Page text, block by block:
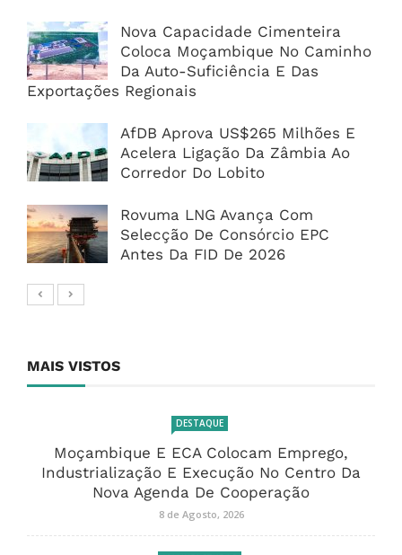
Nova Capacidade Cimenteira
Coloca Moçambique No Caminho
Da Auto-Suficiência E Das
Exportações Regionais
AfDB Aprova US$265 Milhões E
Acelera Ligação Da Zâmbia Ao
Corredor Do Lobito
Rovuma LNG Avança Com
Selecção De Consórcio EPC
Antes Da FID De 2026
MAIS VISTOS
DESTAQUE
Moçambique E ECA Colocam Emprego,
Industrialização E Execução No Centro Da
Nova Agenda De Cooperação
8 de Agosto, 2026